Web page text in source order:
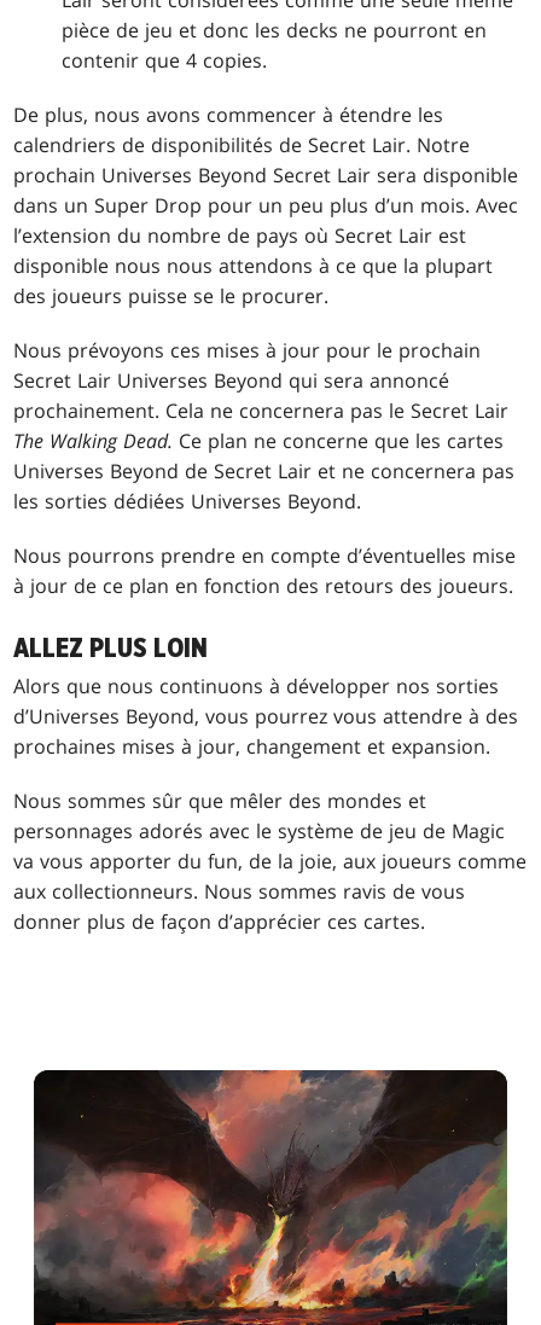
pièce de jeu et donc les decks ne pourront en
contenir que 4 copies.
De plus, nous avons commencer à étendre les
calendriers de disponibilités de Secret Lair. Notre
prochain Universes Beyond Secret Lair sera disponible
dans un Super Drop pour un peu plus d’un mois. Avec
l’extension du nombre de pays où Secret Lair est
disponible nous nous attendons à ce que la plupart
des joueurs puisse se le procurer.
Nous prévoyons ces mises à jour pour le prochain
Secret Lair Universes Beyond qui sera annoncé
prochainement. Cela ne concernera pas le Secret Lair
The Walking Dead. Ce plan ne concerne que les cartes
Universes Beyond de Secret Lair et ne concernera pas
les sorties dédiées Universes Beyond.
Nous pourrons prendre en compte d’éventuelles mise
à jour de ce plan en fonction des retours des joueurs.
ALLEZ PLUS LOIN
Alors que nous continuons à développer nos sorties
d’Universes Beyond, vous pourrez vous attendre à des
prochaines mises à jour, changement et expansion.
Nous sommes sûr que mêler des mondes et
personnages adorés avec le système de jeu de Magic
va vous apporter du fun, de la joie, aux joueurs comme
aux collectionneurs. Nous sommes ravis de vous
donner plus de façon d’apprécier ces cartes.